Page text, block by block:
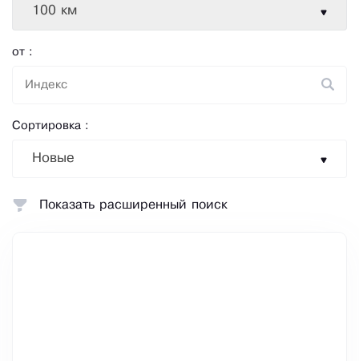
100 км
от :
Сортировка :
Новые
Показать расширенный поиск